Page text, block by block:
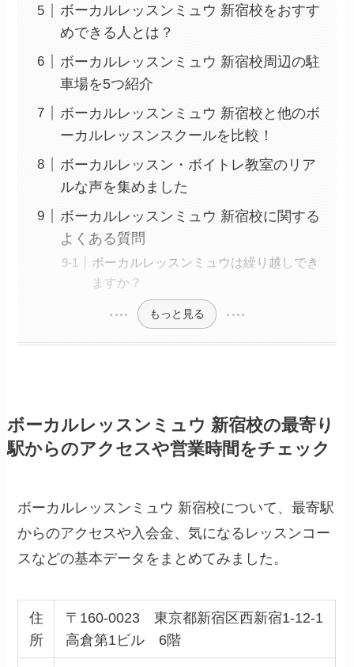
ボーカルレッスンミュウ 新宿校をおすす
めできる人とは？
ボーカルレッスンミュウ 新宿校周辺の駐
車場を5つ紹介
ボーカルレッスンミュウ 新宿校と他のボ
ーカルレッスンスクールを比較！
ボーカルレッスン・ボイトレ教室のリア
ルな声を集めました
ボーカルレッスンミュウ 新宿校に関する
よくある質問
ボーカルレッスンミュウは繰り越しでき
ますか？
もっと見る
ボーカルレッスンミュウ 新宿校の最寄り
駅からのアクセスや営業時間をチェック
ボーカルレッスンミュウ 新宿校について、最寄駅
からのアクセスや入会金、気になるレッスンコー
スなどの基本データをまとめてみました。
住
所
〒160-0023 東京都新宿区西新宿1-12-1
高倉第1ビル 6階